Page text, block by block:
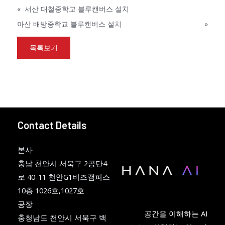
« 서산 대철중학교 블루캔버스 설치
아산 배방중학교 블루캔버스 설치
»
목록보기
Contact Details
본사
충남 천안시 서북구 2공단4
로 40-11 천안G1비즈캠퍼스
10층 1026호,1027호
공장
충청남도 천안시 서북구 백
공간을 이해하는 AI